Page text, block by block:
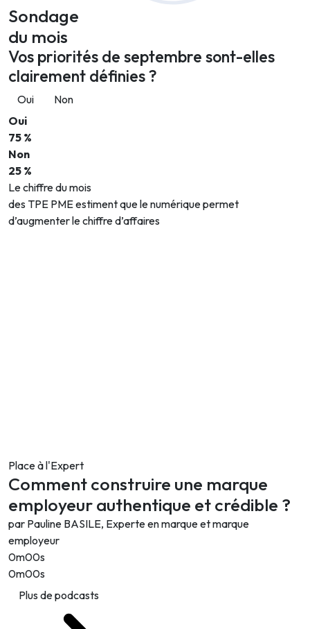
Sondage
du mois
Vos priorités de septembre sont-elles
clairement définies ?
Oui
Non
Oui
75 %
Non
25 %
Le chiffre du mois
des TPE PME estiment que le numérique permet
d’augmenter le chiffre d’affaires
Place à l'Expert
Comment construire une marque
employeur authentique et crédible ?
par Pauline BASILE, Experte en marque et marque
employeur
0m00s
0m00s
Plus de podcasts